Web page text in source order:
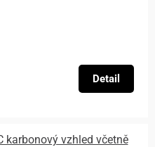
Detail
karbonový vzhled včetně